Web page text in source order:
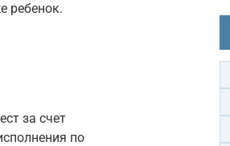
ребенок.
за счет
по